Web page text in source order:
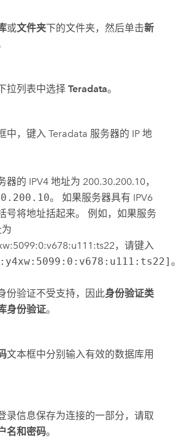
或文件夹下的文件夹，然后单击新
拉列表中选择 Teradata。
中，键入 Teradata 服务器的 IP 地
器的 IPV4 地址为 200.30.200.10，
。 如果服务器具有 IPV6
号将地址括起来。 例如，如果服务
，请键入
份验证不受支持，因此身份验证类
身份验证。
文本框中分别输入有效的数据库用
录信息保存为连接的一部分，请取
名和密码。